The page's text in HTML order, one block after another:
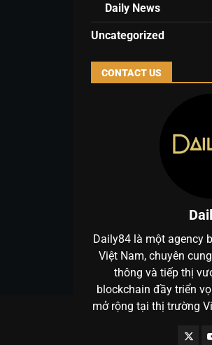
Daily News
Uncategorized
CONTACT US
Daily84 là một agency
Việt Nam, chuyên
thông và tiếp thị
blockchain đầy triển
mở rộng tại thị trường